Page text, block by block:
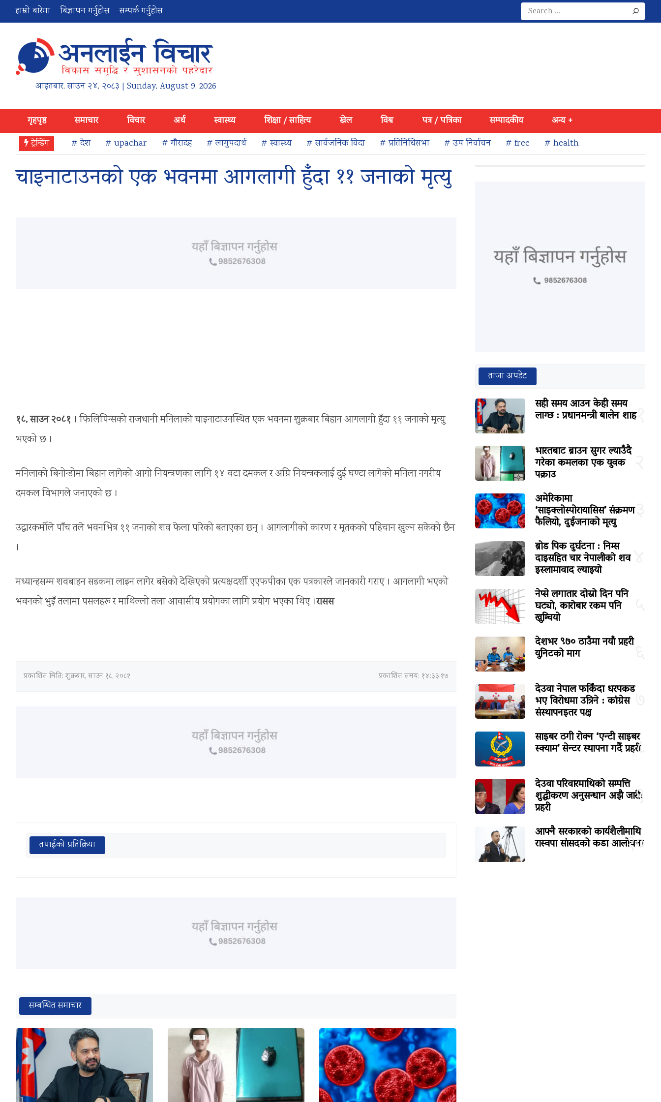
हाम्रो बारेमा बिज्ञापन गर्नुहोस सम्पर्क गर्नुहोस
Search
for:
आइतबार,साउन २४, २०८३ | Sunday, August 9, 2026
गृहपृष्ठ समाचार विचार अर्थ स्वास्थ्य शिक्षा / साहित्य खेल विश्व पत्र / पत्रिका सम्पादकीय
अन्य +
ट्रेन्डिंग
# देश # upachar # गौरादह # लागुपदार्थ # स्वास्थ्य # सार्वजनिक विदा # प्रतिनिधिसभा # उप निर्वाचन # free # health
चाइनाटाउनको एक भवनमा आगलागी हुँदा ११ जनाको मृत्यु
१८, साउन २०८१ । फिलिपिन्सको राजधानी मनिलाको चाइनाटाउनस्थित एक भवनमा शुक्रबार बिहान आगलागी हुँदा ११ जनाको मृत्यु
भएको छ ।
मनिलाको बिनोन्डोमा बिहान लागेको आगो नियन्त्रणका लागि १४ वटा दमकल र अग्नि नियन्त्रकलाई दुई घण्टा लागेको मनिला नगरीय
दमकल विभागले जनाएको छ ।
उद्धारकर्मीले पाँच तले भवनभित्र ११ जनाको शव फेला पारेको बताएका छन् । आगलागीको कारण र मृतकको पहिचान खुल्न सकेको छैन
।
मध्यान्हसम्म शवबाहन सडकमा लाइन लागेर बसेको देखिएको प्रत्यक्षदर्शी एएफपीका एक पत्रकारले जानकारी गराए । आगलागी भएको
भवनको भुइँ तलामा पसलहरू र माथिल्लो तला आवासीय प्रयोगका लागि प्रयोग भएका थिए ।रासस
प्रकाशित मिति:शुक्रबार, साउन १८, २०८१ प्रकाशित समय: १४:३३:१७
तपाईको प्रतिक्रिया
सम्बन्धित समाचार
ताजा अपडेट
१
सही समय आउन केही समय
लाग्छ : प्रधानमन्त्री बालेन शाह
भारतबाट ब्राउन सुगर ल्याउँदै
गरेका कमलका एक युवक
पक्राउ
३
अमेरिकामा
‘साइक्लोस्पोरायासिस’ संक्रमण
फैलियो, दुईजनाको मृत्यु
ब्रोड पिक दुर्घटना : निम्स
दाइसहित चार नेपालीको शव
इस्लामावाद ल्याइयो
नेप्से लगातार दोस्रो दिन पनि
घट्यो, कारोबार रकम पनि
खुम्चियो
देशभर ९७० ठाउँमा नयाँ प्रहरी
युनिटको माग
७
देउवा नेपाल फर्किंदा धरपकड
भए विरोधमा उत्रिने : कांग्रेस
संस्थापनइतर पक्ष
८
साइबर ठगी रोक्न ‘एन्टी साइबर
स्क्याम’ सेन्टर स्थापना गर्दै प्रहरी
९
देउवा परिवारमाथिको सम्पत्ति
शुद्धीकरण अनुसन्धान अझै जारी:
प्रहरी
१०
आफ्नै सरकारको कार्यशैलीमाथि
रास्वपा सांसदको कडा आलोचना